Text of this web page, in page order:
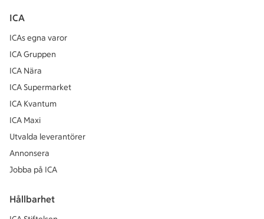
ICA
ICAs egna varor
ICA Gruppen
ICA Nära
ICA Supermarket
ICA Kvantum
ICA Maxi
Utvalda leverantörer
Annonsera
Jobba på ICA
Hållbarhet